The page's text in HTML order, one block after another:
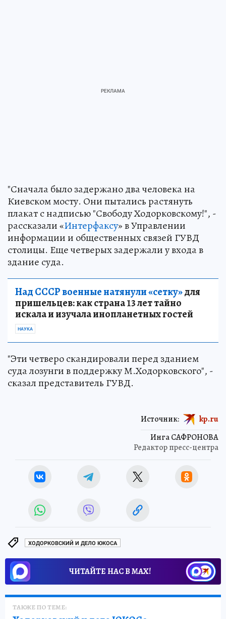
"Сначала было задержано два человека на
Киевском мосту. Они пытались растянуть
плакат с надписью "Свободу Ходорковскому!", -
рассказали «Интерфаксу» в Управлении
информации и общественных связей ГУВД
столицы. Еще четверых задержали у входа в
здание суда.
Над СССР военные натянули «сетку»для
пришельцев: как страна 13 лет тайно
искала и изучала инопланетных гостей
НАУКА
"Эти четверо скандировали перед зданием
суда лозунги в поддержку М.Ходорковского", -
сказал представитель ГУВД.
Инга САФРОНОВА
Редактор пресс-центра
Источник: kp.ru
ХОДОРКОВСКИЙ И ДЕЛО ЮКОСА
ЧИТАЙТЕ НАС В МАХ!
ТАКЖЕ ПО ТЕМЕ: